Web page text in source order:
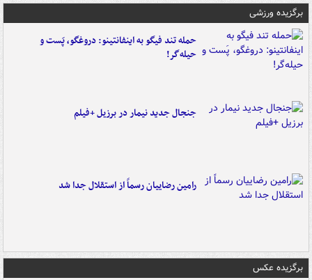
برگزیده ورزشی
حمله تند فیگو به اینفانتینو: دروغگو، پَست‌ و
حیله‌گر!
جنجال جدید نیمار در برزیل +فیلم
رامین رضاییان رسماً از استقلال جدا شد
برگزیده عکس